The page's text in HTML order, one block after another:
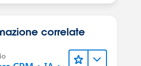
correlate